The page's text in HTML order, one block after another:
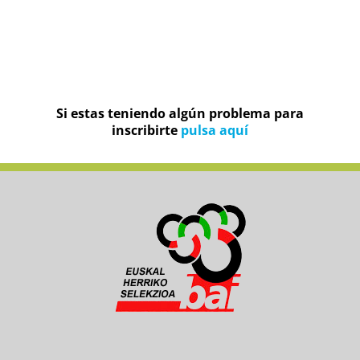
Si estas teniendo algún problema para
inscribirte pulsa aquí